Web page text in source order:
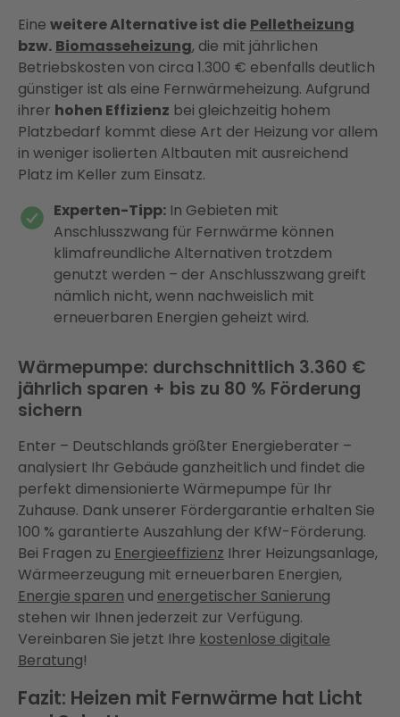
Eine weitere Alternative ist die Pelletheizung
bzw. Biomasseheizung, die mit jährlichen
Betriebskosten von circa 1.300 € ebenfalls deutlich
günstiger ist als eine Fernwärmeheizung. Aufgrund
ihrer hohen Effizienz bei gleichzeitig hohem
Platzbedarf kommt diese Art der Heizung vor allem
in weniger isolierten Altbauten mit ausreichend
Platz im Keller zum Einsatz.
Experten-Tipp: In Gebieten mit
Anschlusszwang für Fernwärme können
klimafreundliche Alternativen trotzdem
genutzt werden – der Anschlusszwang greift
nämlich nicht, wenn nachweislich mit
erneuerbaren Energien geheizt wird.
Wärmepumpe: durchschnittlich 3.360 €
jährlich sparen + bis zu 80 % Förderung
sichern
Enter – Deutschlands größter Energieberater –
analysiert Ihr Gebäude ganzheitlich und findet die
perfekt dimensionierte Wärmepumpe für Ihr
Zuhause. Dank unserer Fördergarantie erhalten Sie
100 % garantierte Auszahlung der KfW-Förderung.
Bei Fragen zu Energieeffizienz Ihrer Heizungsanlage,
Wärmeerzeugung mit erneuerbaren Energien,
Energie sparen und energetischer Sanierung
stehen wir Ihnen jederzeit zur Verfügung.
Vereinbaren Sie jetzt Ihre kostenlose digitale
Beratung!
Fazit: Heizen mit Fernwärme hat Licht